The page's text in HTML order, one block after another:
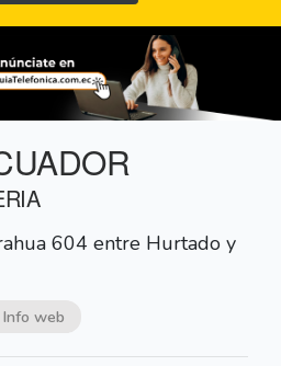
604 entre Hurtado y
web